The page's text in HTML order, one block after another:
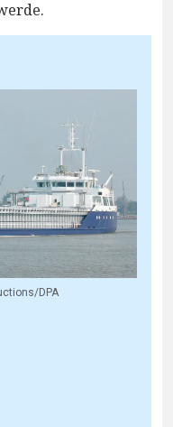
DPA